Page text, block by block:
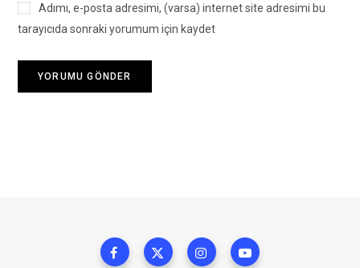
Adımı, e-posta adresimi, (varsa) internet site adresimi bu
tarayıcıda sonraki yorumum için kaydet